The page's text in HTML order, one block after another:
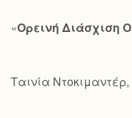
«Ορεινή Διάσχιση
Ταινία